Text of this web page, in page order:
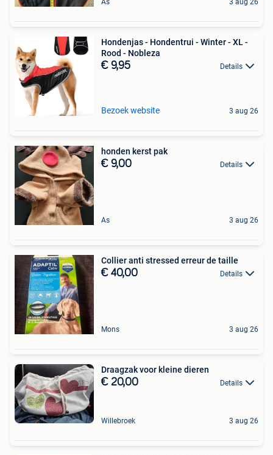
Hondenjas - Hondentrui - Winter - XL -
Rood - Nobleza
€ 9,95 Details
Bezoek website 3 aug 26
honden kerst pak
€ 9,00 Details
As 3 aug 26
Collier anti stressed erreur de taille
€ 40,00 Details
Mons 3 aug 26
Draagzak voor kleine dieren
€ 20,00 Details
Willebroek 3 aug 26